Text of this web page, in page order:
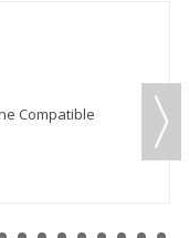
Compatible